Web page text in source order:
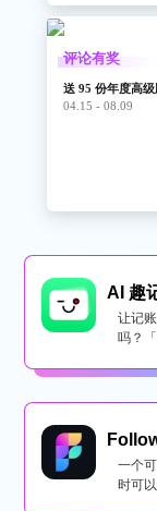
评论有奖
送 95 份年度高级
04.15 - 08.09
AI 趣
让记
吗？
一个
时可